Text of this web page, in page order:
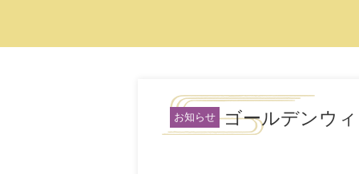
お知らせ ゴールデンウ